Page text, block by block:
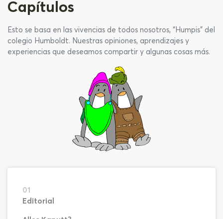
Capítulos
Esto se basa en las vivencias de todos nosotros, “Humpis” del
colegio Humboldt. Nuestras opiniones, aprendizajes y
experiencias que deseamos compartir y algunas cosas más.
01
Editorial